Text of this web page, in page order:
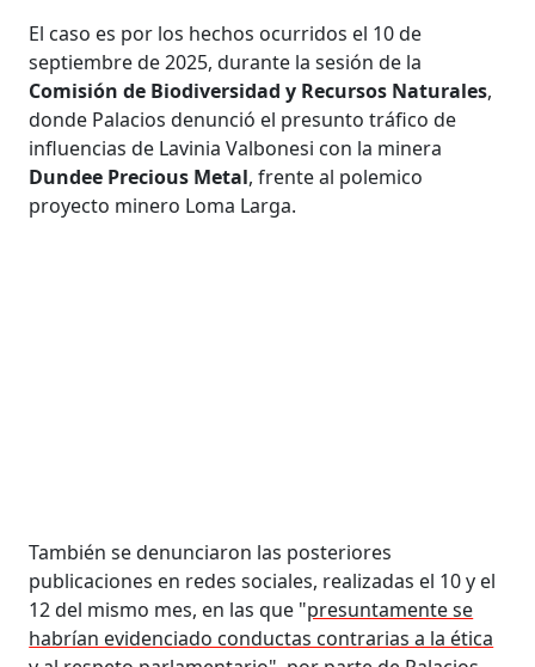
El caso es por los hechos ocurridos el 10 de
septiembre de 2025, durante la sesión de la
Comisión de Biodiversidad y Recursos Naturales,
donde Palacios denunció el presunto tráfico de
influencias de Lavinia Valbonesi con la minera
Dundee Precious Metal, frente al polemico
proyecto minero Loma Larga.
También se denunciaron las posteriores
publicaciones en redes sociales, realizadas el 10 y el
12 del mismo mes, en las que "presuntamente se
habrían evidenciado conductas contrarias a la ética